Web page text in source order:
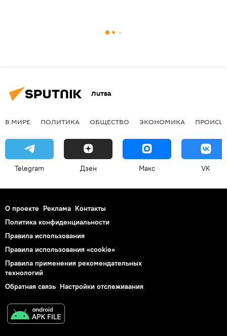
Литва
В МИРЕ ПОЛИТИКА ОБЩЕСТВО ЭКОНОМИКА
Telegram Дзен Макс VK
О проекте Реклама Контакты
Политика конфиденциальности
Правила использования
Правила использования «cookie»
Правила применения рекомендательных
технологий
Обратная связь Настройки отслеживания